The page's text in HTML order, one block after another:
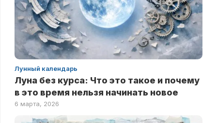
Лунный календарь
Луна без курса: Что это такое и почему
в это время нельзя начинать новое
6 марта, 2026